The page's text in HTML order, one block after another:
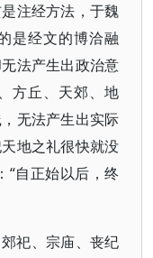
注经方法，于魏
是经文的博洽融
法产生出政治意
方丘、天郊、地
无法产生出实际
地之礼很快就没
“自正始以后，终
祀、宗庙、丧纪